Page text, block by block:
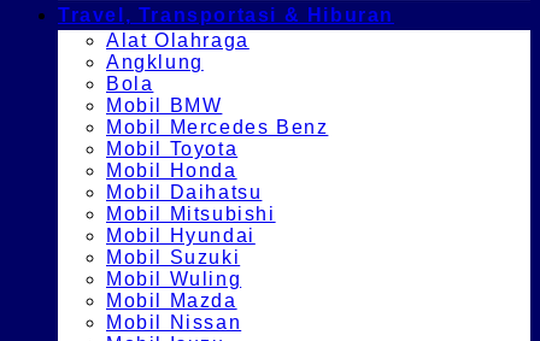
Travel, Transportasi & Hiburan
Alat Olahraga
Angklung
Bola
Mobil BMW
Mobil Mercedes Benz
Mobil Toyota
Mobil Honda
Mobil Daihatsu
Mobil Mitsubishi
Mobil Hyundai
Mobil Suzuki
Mobil Wuling
Mobil Mazda
Mobil Nissan